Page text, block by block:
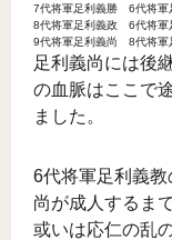
7代将軍足利義勝 6代将軍
8代将軍足利義政 6代将軍
9代将軍足利義尚 8代将軍
足利義尚には後
の血脈はここで
ました。
6代将軍足利義
尚が成人するま
或いは応仁の乱